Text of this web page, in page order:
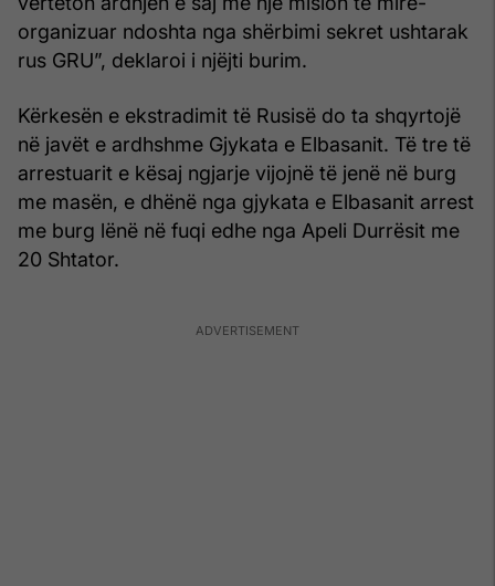
organizuar ndoshta nga shërbimi sekret ushtarak
rus GRU”, deklaroi i njëjti burim.
Kërkesën e ekstradimit të Rusisë do ta shqyrtojë
në javët e ardhshme Gjykata e Elbasanit. Të tre të
arrestuarit e kësaj ngjarje vijojnë të jenë në burg
me masën, e dhënë nga gjykata e Elbasanit arrest
me burg lënë në fuqi edhe nga Apeli Durrësit me
20 Shtator.